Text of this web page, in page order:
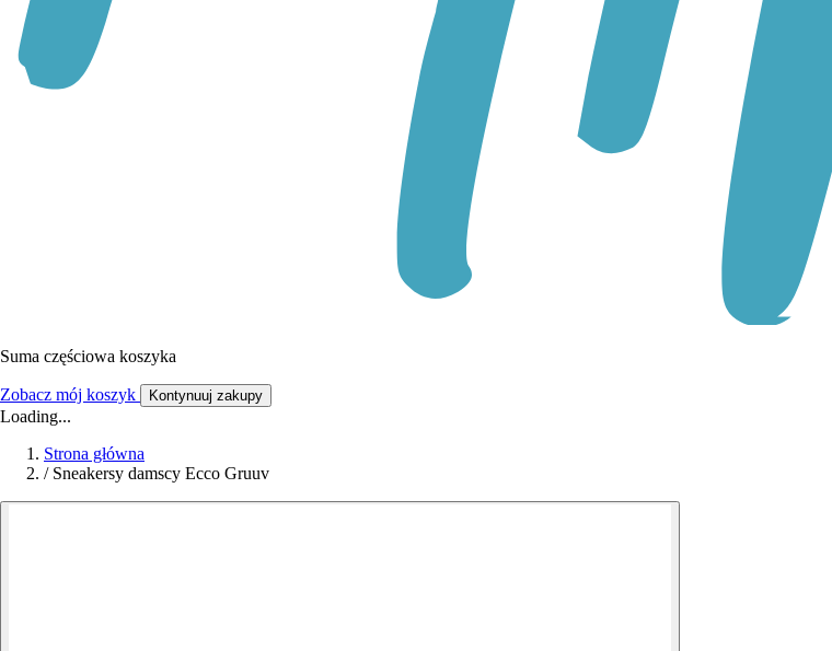
Suma częściowa koszyka
Zobacz mój koszyk Kontynuuj zakupy
Loading...
Strona główna
/ Sneakersy damscy Ecco Gruuv